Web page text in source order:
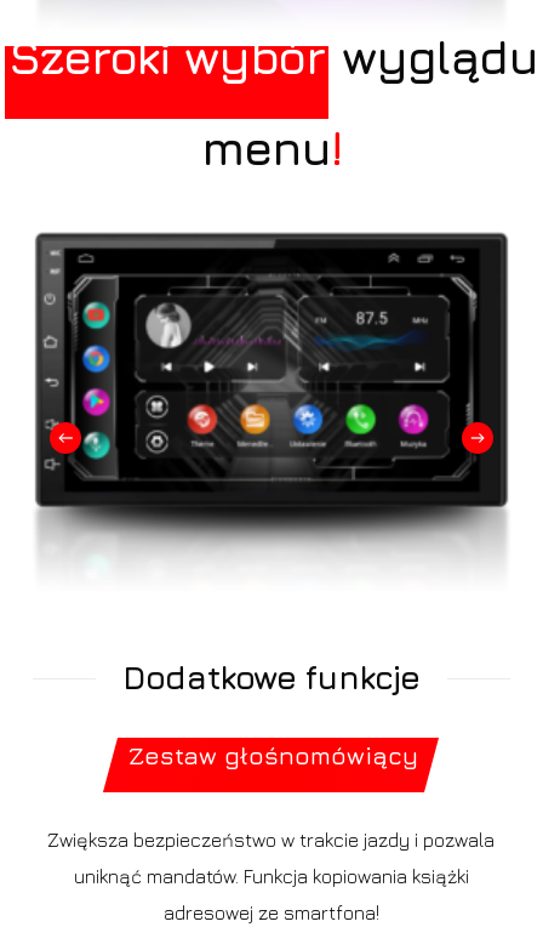
Szeroki wybór wyglądu
menu!
Dodatkowe funkcje
Zestaw głośnomówiący
Zwiększa bezpieczeństwo w trakcie jazdy i pozwala
uniknąć mandatów. Funkcja kopiowania książki
adresowej ze smartfona!